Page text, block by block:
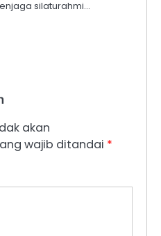
silaturahmi…
akan
wajib ditandai *